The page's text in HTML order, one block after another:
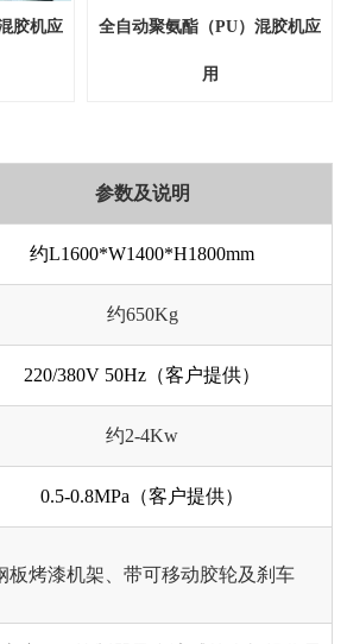
胶机应 全自动聚氨酯（PU）混胶机应
用
参数及说明
约L1600*W1400*H1800mm
约650Kg
220/380V 50Hz（客户提供）
约2-4Kw
0.5-0.8MPa（客户提供）
板烤漆机架、带可移动胶轮及刹车